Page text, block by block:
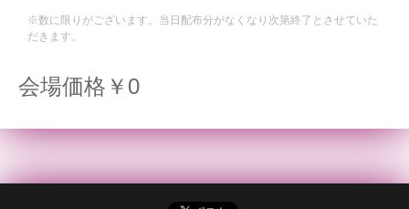
※数に限りがございます。当日配布分がなくなり次第終了とさせていた
だきます。
会場価格￥0